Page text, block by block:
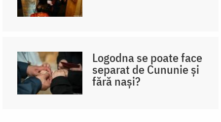
Logodna se poate face
separat de Cununie și
fără nași?